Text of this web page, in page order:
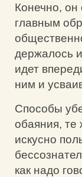
Конечно, он
главным
держалось
идет
ним и
Способы
обаяния, те
искусно
как надо